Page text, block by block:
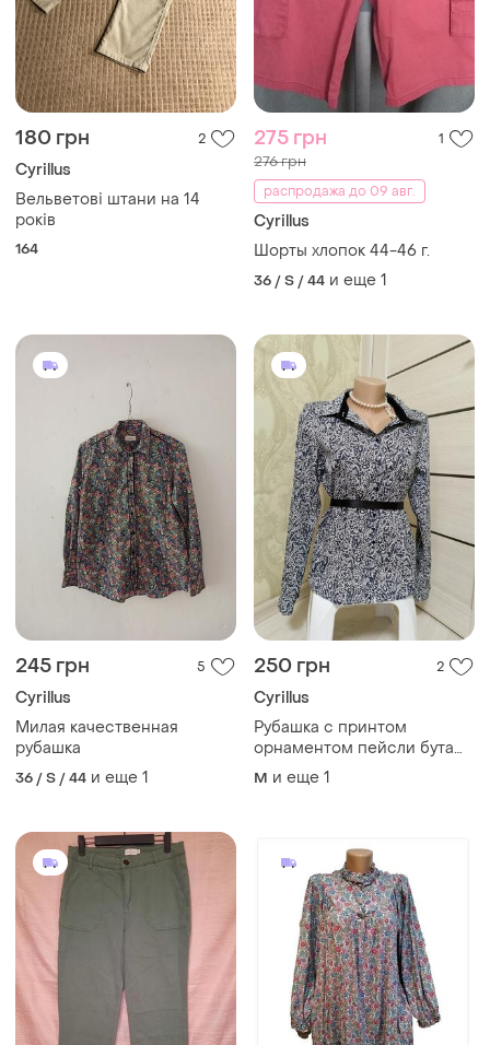
180 грн 2
Cyrillus
Вельветові штани на 14
років
164
275 грн 1
276 грн
распродажа до 09 авг.
Cyrillus
Шорты хлопок 44-46 г.
36 / S / 44 и еще 1
245 грн 5
Cyrillus
Милая качественная
рубашка
36 / S / 44 и еще 1
250 грн 2
Cyrillus
Рубашка с принтом
орнаментом пейсли бута
узором абстракция цветы
этнический.
M и еще 1